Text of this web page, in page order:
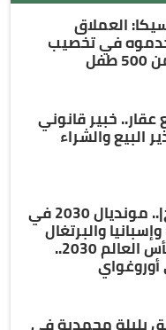
العملاق
في تخصيب
خبير قانوني
البيع والشراء
لأول مرة في التاريخ|.. مونديال 2030 في
والبرتغال
يظفرن باستضافة كأس العالم 2030..
أوروغواي